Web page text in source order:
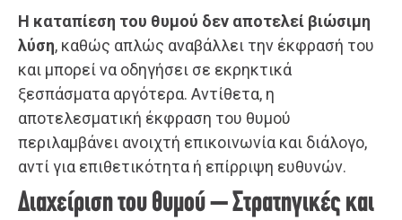
Η καταπίεση του θυμού δεν αποτελεί βιώσιμη
λύση, καθώς απλώς αναβάλλει την έκφρασή του
και μπορεί να οδηγήσει σε εκρηκτικά
ξεσπάσματα αργότερα. Αντίθετα, η
αποτελεσματική έκφραση του θυμού
περιλαμβάνει ανοιχτή επικοινωνία και διάλογο,
αντί για επιθετικότητα ή επίρριψη ευθυνών.
Διαχείριση του θυμού – Στρατηγικές και